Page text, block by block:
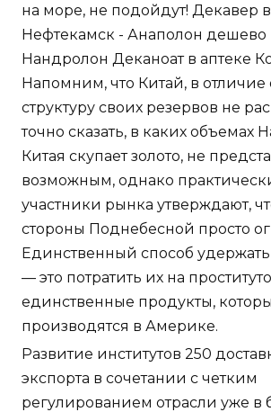
на море, не подойдут! Декавер в
Нефтекамск - Анаполон дешево
Нандролон Деканоат в аптеке
Напомним, что Китай, в отличие
структуру своих резервов не
точно сказать, в каких объемах
Китая скупает золото, не
возможным, однако
участники рынка утверждают,
стороны Поднебесной просто
Единственный способ
— это потратить их на
единственные продукты,
производятся в Америке.
Развитие институтов 250
экспорта в сочетании с четким
регулированием отрасли уже в